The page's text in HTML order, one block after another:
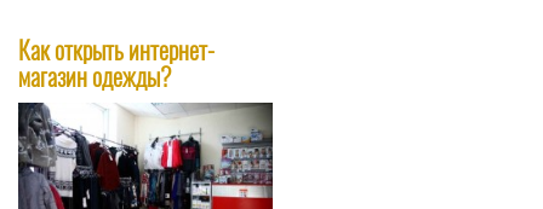
Как открыть интернет-
магазин одежды?